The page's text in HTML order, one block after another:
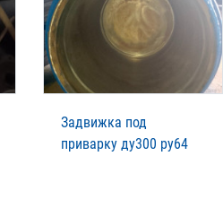
Задвижка под
приварку ду300 ру64